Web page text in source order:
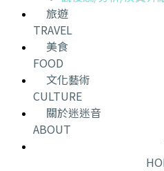
旅遊
TRAVEL
美食
FOOD
文化藝術
CULTURE
關於迷迷音
ABOUT